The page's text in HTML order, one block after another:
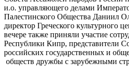
и.о. управляющего делами
Палестинского Общества Даниил
директор Греческого культурного
вечере также приняли участие
Республики Кипр, представители
российских государственных и
обществ дружбы с зарубежными